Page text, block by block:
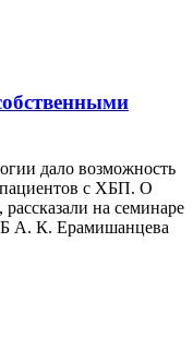
дало возможность
пациентов с ХБП. О
на семинаре
А. К. Ерамишанцева